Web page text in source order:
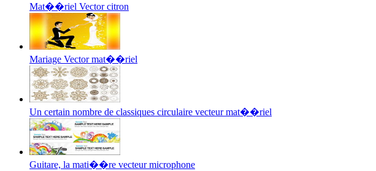
Mat��riel Vector citron
Mariage Vector mat��riel
Un certain nombre de classiques circulaire vecteur mat��riel
Guitare, la mati��re vecteur microphone